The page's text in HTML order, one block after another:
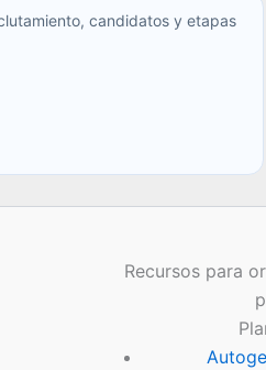
candidatos y etapas
Recursos para